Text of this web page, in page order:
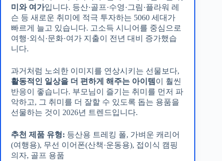
미와 여가입니다. 등산·골프·수영·그림·플라워 레
슨 등 새로운 취미에 적극 투자하는 5060 세대가
빠르게 늘고 있습니다. 고소득 시니어를 중심으로
여행·외식·문화·여가 지출이 전년 대비 증가했습
니다.
과거처럼 노쇠한 이미지를 연상시키는 선물보다,
활동적인 일상을 더 편하게 해주는 아이템 이 훨씬
반응이 좋습니다. 부모님이 즐기는 취미를 먼저 파
악하고, 그 취미를 더 잘할 수 있도록 돕는 용품을
선물하는 것이 2026년 트렌드입니다.
추천 제품 유형: 등산용 트레킹 폴, 가벼운 캐리어
(여행용), 무선 이어폰(산책·운동용), 접이식 캠핑
의자, 골프 용품